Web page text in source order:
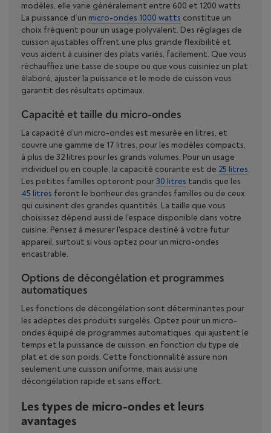
modèles, elle varie généralement entre 600 et 1200 watts.
La puissance d’un micro-ondes 1000 watts constitue un
choix fréquent pour un usage polyvalent. Des réglages de
cuisson ajustables offrent une plus grande flexibilité et
vous aident à cuisiner des plats variés, facilement. Que vous
réchauffiez une tasse de soupe ou que vous cuisiniez un plat
élaboré, ajuster la puissance et le mode de cuisson vous
garantit des résultats optimaux.
Capacité et taille du micro-ondes
La capacité d’un micro-ondes est mesurée en litres, et
couvre une gamme de 17 litres, pour les modèles compacts,
à plus de 32 litres pour les grands volumes. Pour un usage
individuel ou en couple, la capacité courante est de 25 litres.
Les petites familles opteront pour30 litres tandis que les
45 litres feront le bonheur des grandes familles ou de ceux
qui cuisinent des grandes quantités. La taille que vous
choisissez dépend aussi de l'espace disponible dans votre
cuisine. Pensez à mesurer l'espace destiné à votre futur
appareil, surtout si vous optez pour un micro-ondes
encastrable.
Options de décongélation et programmes
automatiques
Les fonctions de décongélation sont déterminantes pour
les adeptes des produits surgelés. Optez pour un micro-
ondes équipé de programmes automatiques, qui ajustent le
temps et la puissance de cuisson, en fonction du type de
plat et de son poids. Cette fonctionnalité assure non
seulement une cuisson uniforme, mais aussi une
décongélation rapide et sans effort.
Les types de micro-ondes et leurs
avantages